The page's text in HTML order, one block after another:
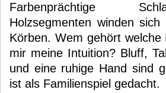
Farbenprächtige
Holzsegmenten winden
Körben. Wem gehört welche
mir meine Intuition? Bluff,
und eine ruhige Hand sind
ist als Familienspiel gedacht.